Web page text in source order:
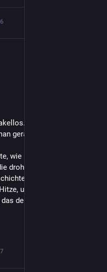
6
Die Sonne wie ein
gerade Besuch haben
wie sehr ihm die Wolken
drohenden, sondern die
erzählenden.
und wünschte sich ein
den Himmel wieder
7